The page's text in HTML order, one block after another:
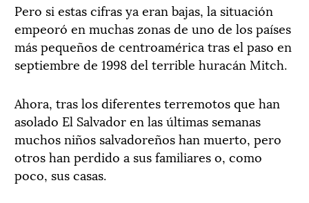
Pero si estas cifras ya eran bajas, la situación
empeoró en muchas zonas de uno de los países
más pequeños de centroamérica tras el paso en
septiembre de 1998 del terrible huracán Mitch.
Ahora, tras los diferentes terremotos que han
asolado El Salvador en las últimas semanas
muchos niños salvadoreños han muerto, pero
otros han perdido a sus familiares o, como
poco, sus casas.